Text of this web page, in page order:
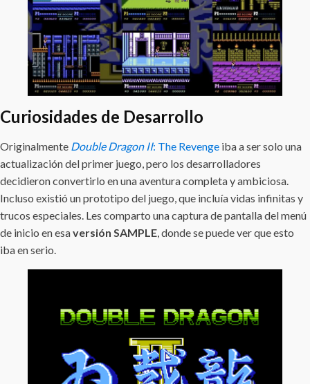
Curiosidades de Desarrollo
Originalmente Double Dragon II: The Revenge iba a ser solo una
actualización del primer juego, pero los desarrolladores
decidieron convertirlo en una aventura completa y ambiciosa.
Incluso existió un prototipo del juego, que incluía vidas infinitas y
trucos especiales. Les comparto una captura de pantalla del menú
de inicio en esaversión SAMPLE , donde se puede ver que esto
iba en serio.